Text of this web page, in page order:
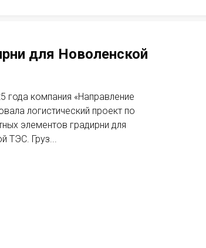
для Новоленской
года компания «Направление
логистический проект по
элементов градирни для
ТЭС. Груз...